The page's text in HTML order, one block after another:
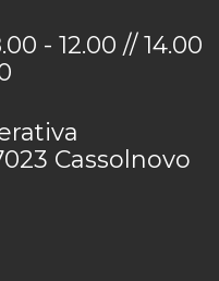
- 12.00 // 14.00
Cassolnovo